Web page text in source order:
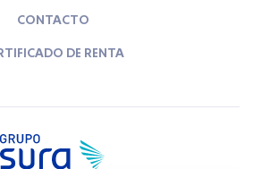
CONTACTO
DE RENTA